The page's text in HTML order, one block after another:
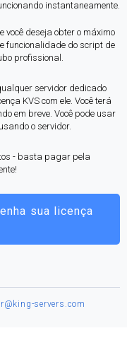
instantaneamente.
você deseja obter o máximo
funcionalidade do script de
profissional.
servidor dedicado
KVS com ele. Você terá
em breve. Você pode usar
o servidor.
- basta pagar pela
sua licença
servers.com